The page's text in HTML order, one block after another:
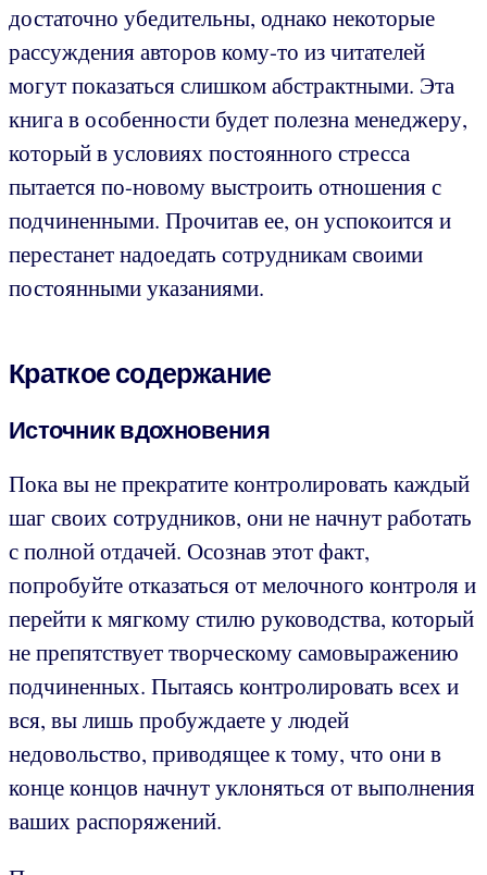
достаточно убедительны, однако некоторые
рассуждения авторов кому-то из читателей
могут показаться слишком абстрактными. Эта
книга в особенности будет полезна менеджеру,
который в условиях постоянного стресса
пытается по-новому выстроить отношения с
подчиненными. Прочитав ее, он успокоится и
перестанет надоедать сотрудникам своими
постоянными указаниями.
Краткое содержание
Источник вдохновения
Пока вы не прекратите контролировать каждый
шаг своих сотрудников, они не начнут работать
с полной отдачей. Осознав этот факт,
попробуйте отказаться от мелочного контроля и
перейти к мягкому стилю руководства, который
не препятствует творческому самовыражению
подчиненных. Пытаясь контролировать всех и
вся, вы лишь пробуждаете у людей
недовольство, приводящее к тому, что они в
конце концов начнут уклоняться от выполнения
ваших распоряжений.